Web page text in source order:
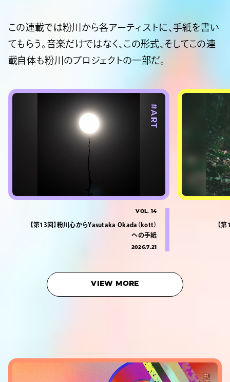
この連載では粉川から各アーティストに、手紙を書い
てもらう。音楽だけではなく、この形式、そしてこの連
載自体も粉川のプロジェクトの一部だ。
#ART
VOL. 14
【第13回】粉川心からYasutaka Okada（kott）
への手紙
2026.7.21
【
VIEW MORE